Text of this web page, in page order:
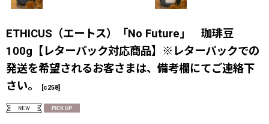
ETHICUS（エートス）「No Future」 珈琲豆
100g【レターパック対応商品】※レターパックでの
発送を希望されるお客さまは、備考欄にてご連絡下
さい。
[c258]